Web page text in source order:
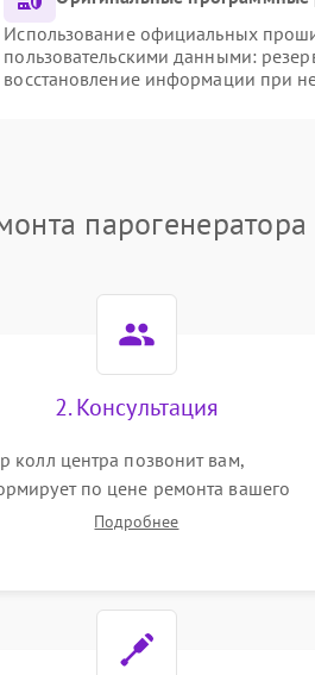
Использование официальных
пользовательскими данными:
восстановление информации при
2. Консультация
колл центра позвонит вам,
по цене ремонта вашего
а также ответит на все ваши
Подробнее